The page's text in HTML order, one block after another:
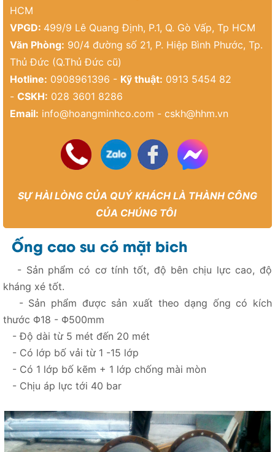
HCM
VPGD: 499/9 Lê Quang Định, P.1, Q. Gò Vấp, Tp HCM
Văn Phòng: 90/4 đường số 21, P. Hiệp Bình Phước, Tp.
Thủ Đức (Q.Thủ Đức cũ)
Hotline: 0908961396 - Kỹ thuật: 0913 5454 82
- CSKH: 028 3601 8286
Email: info@hoangminhco.com - cskh@hhm.vn
SỰ HÀI LÒNG CỦA QUÝ KHÁCH LÀ THÀNH CÔNG
CỦA CHÚNG TÔI
Ống cao su có mặt bich
- Sản phẩm có cơ tính tốt, độ bên chịu lực cao, độ
kháng xé tốt.
- Sản phẩm được sản xuất theo dạng ống có kích
thước Φ18 - Φ500mm
- Độ dài từ 5 mét đến 20 mét
- Có lớp bố vải từ 1 -15 lớp
- Có 1 lớp bố kẽm + 1 lớp chống mài mòn
- Chịu áp lực tới 40 bar